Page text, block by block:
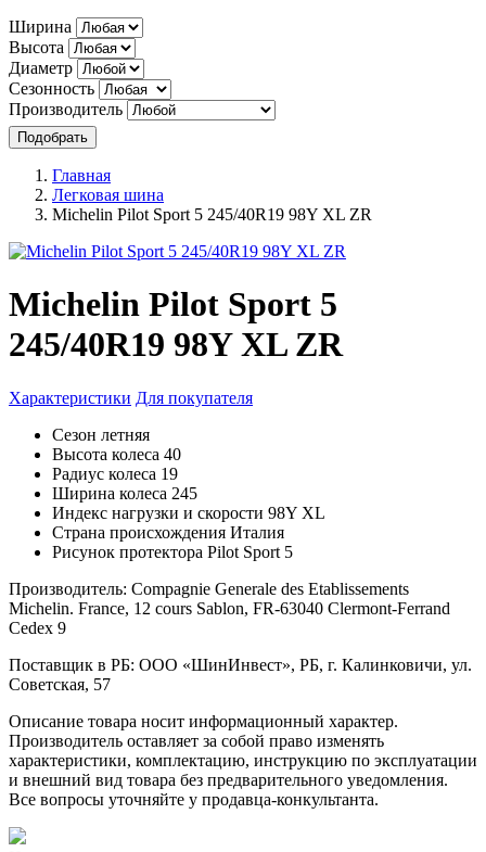
Ширина
Высота
Диаметр
Сезонность
Производитель
Подобрать
Главная
Легковая шина
Michelin Pilot Sport 5 245/40R19 98Y XL ZR
Michelin Pilot Sport 5
245/40R19 98Y XL ZR
Характеристики Для покупателя
Сезон летняя
Высота колеса 40
Радиус колеса 19
Ширина колеса 245
Индекс нагрузки и скорости 98Y XL
Страна происхождения Италия
Рисунок протектора Pilot Sport 5
Производитель: Compagnie Generale des Etablissements
Michelin. France, 12 cours Sablon, FR-63040 Clermont-Ferrand
Cedex 9
Поставщик в РБ: ООО «ШинИнвест», РБ, г. Калинковичи, ул.
Советская, 57
Описание товара носит информационный характер.
Производитель оставляет за собой право изменять
характеристики, комплектацию, инструкцию по эксплуатации
и внешний вид товара без предварительного уведомления.
Все вопросы уточняйте у продавца-конкультанта.